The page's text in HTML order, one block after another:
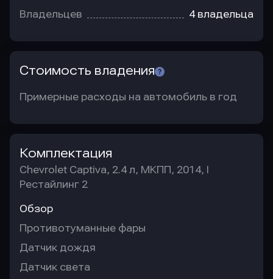
Владельцев 4 владельца
Стоимость владения
Примерные расходы на автомобиль в год
Комплектация
Chevrolet Captiva, 2.4 л, МКПП, 2014, I
Рестайлинг 2
Обзор
Противотуманные фары
Датчик дождя
Датчик света